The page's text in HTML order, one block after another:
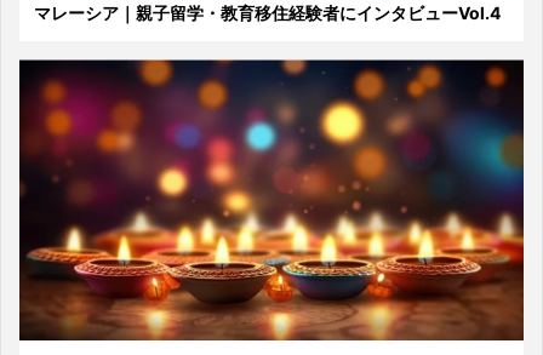
マレーシア｜親子留学・教育移住経験者にインタビューVol.4